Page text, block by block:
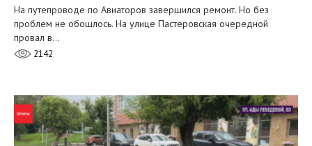
На путепроводе по Авиаторов завершился ремонт. Но без
проблем не обошлось. На улице Пастеровская очередной
провал в…
2142